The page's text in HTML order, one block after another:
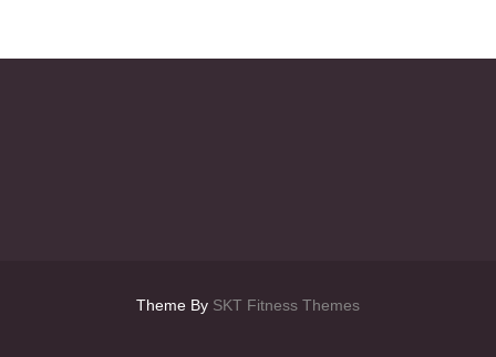
Theme By SKT Fitness Themes